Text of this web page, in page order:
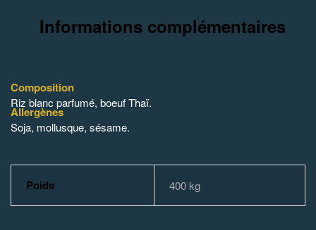
Informations complémentaires
Composition
Riz blanc parfumé, boeuf Thaï.
Allergènes
Soja, mollusque, sésame.
Poids 400 kg